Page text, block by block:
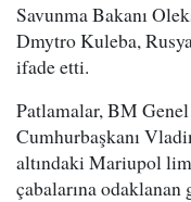
Savunma Bakanı
Dmytro Kuleba,
ifade etti.
Patlamalar, BM
Cumhurbaşkanı
altındaki Mariupol
çabalarına odaklanan